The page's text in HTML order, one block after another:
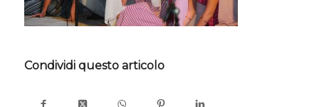
Condividi questo articolo